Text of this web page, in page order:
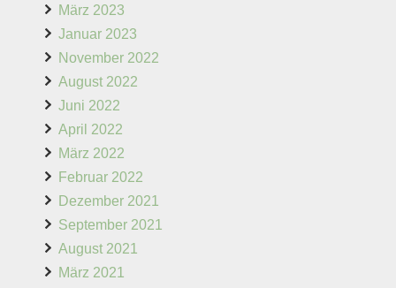
März 2023
Januar 2023
November 2022
August 2022
Juni 2022
April 2022
März 2022
Februar 2022
Dezember 2021
September 2021
August 2021
März 2021